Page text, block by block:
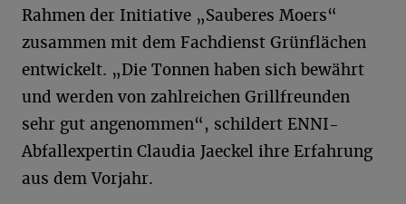
Rahmen der Initiative „Sauberes Moers“
zusammen mit dem Fachdienst Grünflächen
entwickelt. „Die Tonnen haben sich bewährt
und werden von zahlreichen Grillfreunden
sehr gut angenommen“, schildert ENNI-
Abfallexpertin Claudia Jaeckel ihre Erfahrung
aus dem Vorjahr.